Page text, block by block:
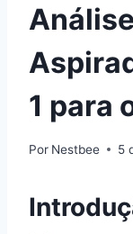
1 para
Por Nestbee 5